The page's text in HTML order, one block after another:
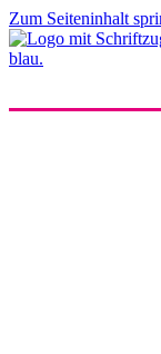
Zum Seiteninhalt